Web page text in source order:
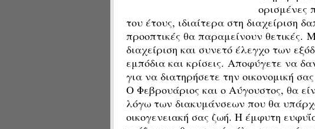
ορισμένες
του έτους, ιδιαίτερα στη διαχείριση
προοπτικές θα παραμείνουν θετικές.
διαχείριση και συνετό έλεγχο των
εμπόδια και κρίσεις. Αποφύγετε να
για να διατηρήσετε την οικονομική
Ο Φεβρουάριος και ο Αύγουστος, θα
λόγω των διακυμάνσεων που θα
οικογενειακή σας ζωή. Η έμφυτη